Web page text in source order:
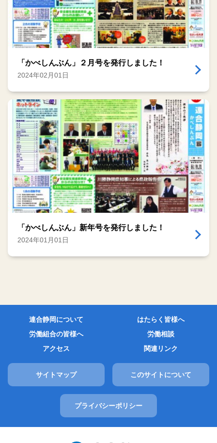
「かべしんぶん」２月号を発行しました！
2024年02月01日
「かべしんぶん」新年号を発行しました！
2024年01月01日
連合静岡について
はたらく皆様へ
労働組合の皆様へ
労働相談
アクセス
関連リンク
サイトマップ このサイトについて
プライバシーポリシー